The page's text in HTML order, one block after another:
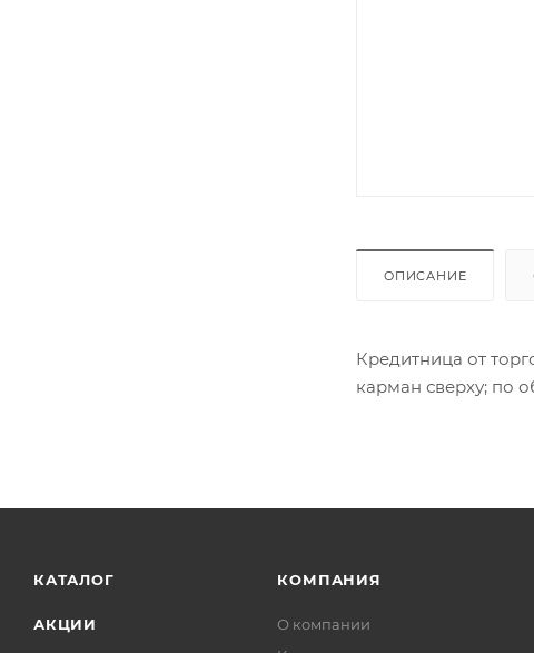
ОПИСАНИЕ
Кредитница от
карман сверху; по
КАТАЛОГ
АКЦИИ
КОМПАНИЯ
О компании